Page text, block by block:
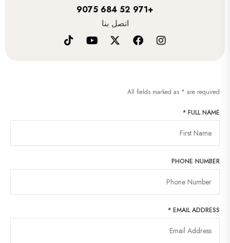
+971 52 684 9075
اتصل بنا
All fields marked as * are required
FULL NAME
*
PHONE NUMBER
EMAIL ADDRESS
*